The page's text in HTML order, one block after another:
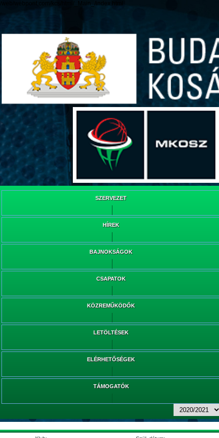
/web/webpont.com/kcs/html/_Main_/index.html
SZERVEZET
HÍREK
BAJNOKSÁGOK
CSAPATOK
KÖZREMŰKÖDŐK
LETÖLTÉSEK
ELÉRHETŐSÉGEK
TÁMOGATÓK